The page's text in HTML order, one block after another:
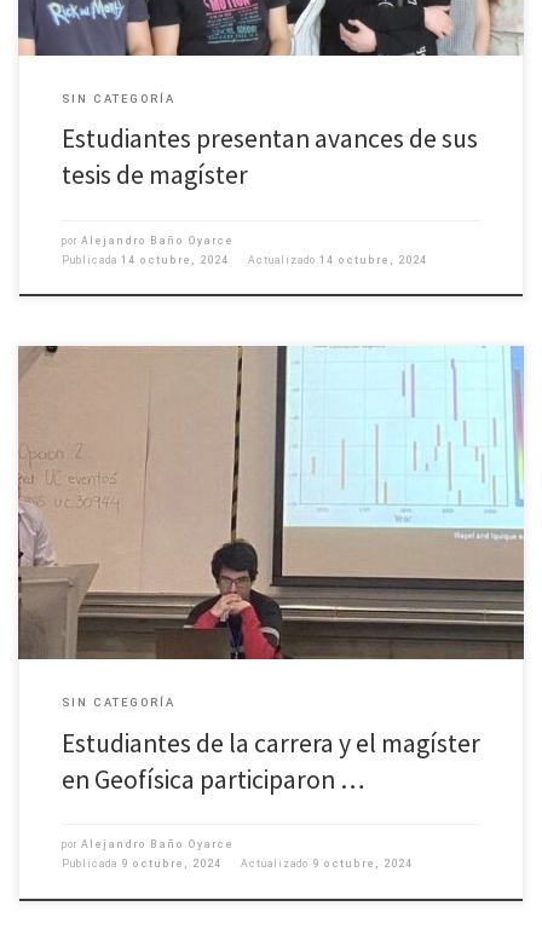
SIN CATEGORÍA
Estudiantes presentan avances de sus
tesis de magíster
por Alejandro Baño Oyarce
Publicada 14 octubre, 2024 Actualizado 14 octubre, 2024
Expertos y expertas de diversas disciplinas que abordan avances más
recientes en el estudio de fenómenos sísmicos y su impacto en la sociedad,
se reunieron los días 3 y 4 de octubre en el Auditorio San Agustín de la
Universidad Católica en Santiago, para desarrollar el Tercer Congreso de
Amenaza […]
SIN CATEGORÍA
Estudiantes de la carrera y el magíster
en Geofísica participaron …
por Alejandro Baño Oyarce
Publicada 9 octubre, 2024 Actualizado 9 octubre, 2024